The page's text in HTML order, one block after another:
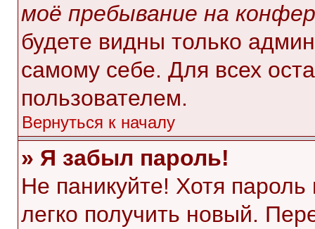
моё пребывание на
будете видны только
самому себе. Для всех
пользователем.
Вернуться к началу
» Я забыл пароль!
Не паникуйте! Хотя
легко получить новый.